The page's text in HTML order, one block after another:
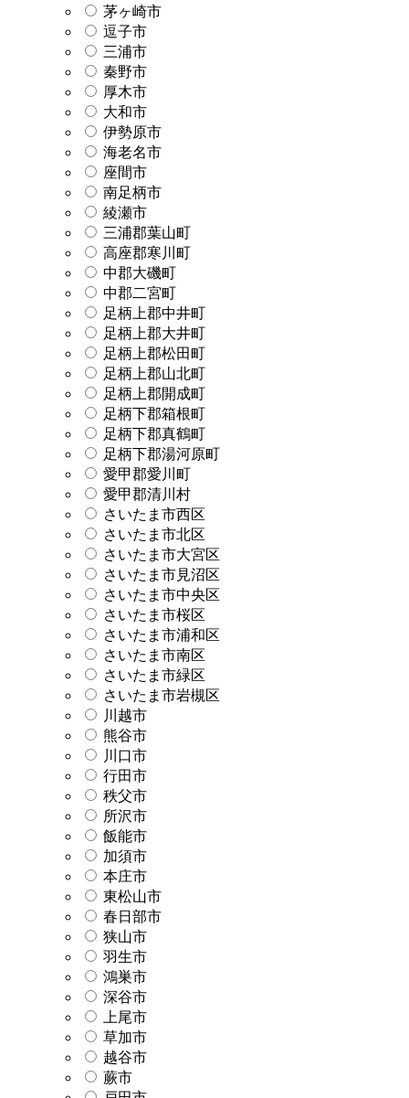
茅ヶ崎市
逗子市
三浦市
秦野市
厚木市
大和市
伊勢原市
海老名市
座間市
南足柄市
綾瀬市
三浦郡葉山町
高座郡寒川町
中郡大磯町
中郡二宮町
足柄上郡中井町
足柄上郡大井町
足柄上郡松田町
足柄上郡山北町
足柄上郡開成町
足柄下郡箱根町
足柄下郡真鶴町
足柄下郡湯河原町
愛甲郡愛川町
愛甲郡清川村
さいたま市西区
さいたま市北区
さいたま市大宮区
さいたま市見沼区
さいたま市中央区
さいたま市桜区
さいたま市浦和区
さいたま市南区
さいたま市緑区
さいたま市岩槻区
川越市
熊谷市
川口市
行田市
秩父市
所沢市
飯能市
加須市
本庄市
東松山市
春日部市
狭山市
羽生市
鴻巣市
深谷市
上尾市
草加市
越谷市
蕨市